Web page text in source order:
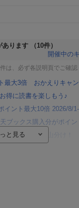
あります
（10件）
開催中の
、必ず各説明頁でご確認
最大3倍 おかえりキャ
得に読書を楽しもう♪
イント最大10倍 2026/8/
ブックス購入分がポイン
100万ポイント山分け！